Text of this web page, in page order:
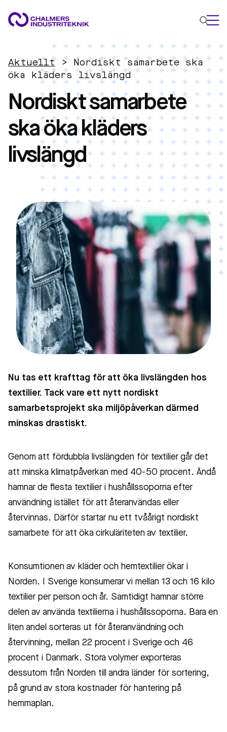
VAD VI GÖR
VÅRA EXPERTOMRÅDEN
Cirkulär ekonomi
Energi
Innovationsledning
Material
Tillämpad AI
AKTUELLT
OM OSS
KONTAKTA OSS
JOBBA HOS OSS
Aktuellt >
Nordiskt samarbete ska
öka kläders livslängd
Nordiskt samarbete
ska öka kläders
livslängd
Nu tas ett krafttag för att öka livslängden hos
textilier. Tack vare ett nytt nordiskt
samarbetsprojekt ska miljöpåverkan därmed
minskas drastiskt.
Genom att fördubbla livslängden för textilier går det
att minska klimatpåverkan med 40-50 procent. Ändå
hamnar de flesta textilier i hushållssoporna efter
användning istället för att återanvändas eller
återvinnas. Därför startar nu ett tvåårigt nordiskt
samarbete för att öka cirkuläriteten av textilier.
Konsumtionen av kläder och hemtextilier ökar i
Norden. I Sverige konsumerar vi mellan 13 och 16 kilo
textilier per person och år. Samtidigt hamnar större
delen av använda textilierna i hushållssoporna. Bara en
liten andel sorteras ut för återanvändning och
återvinning, mellan 22 procent i Sverige och 46
procent i Danmark. Stora volymer exporteras
dessutom från Norden till andra länder för sortering,
på grund av stora kostnader för hantering på
hemmaplan.